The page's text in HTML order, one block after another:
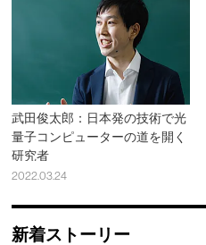
武田俊太郎：日本発の技術で光
量子コンピューターの道を開く
研究者
2022.03.24
新着ストーリー